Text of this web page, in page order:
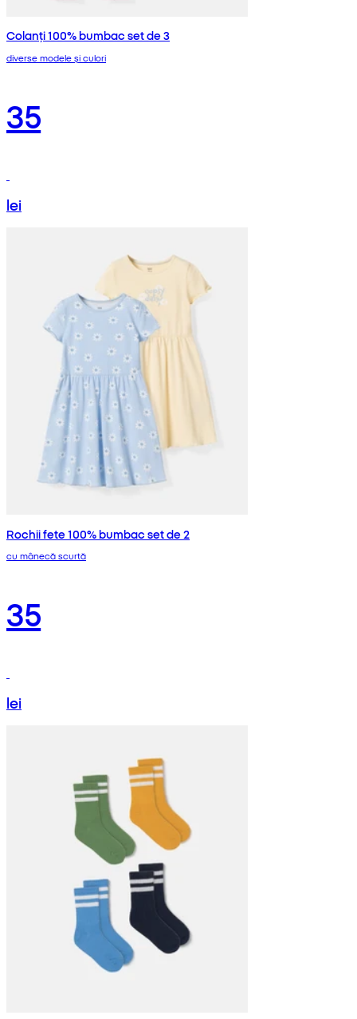
Colanți 100% bumbac set de 3
diverse modele și culori
35
lei
Rochii fete 100% bumbac set de 2
cu mânecă scurtă
35
lei